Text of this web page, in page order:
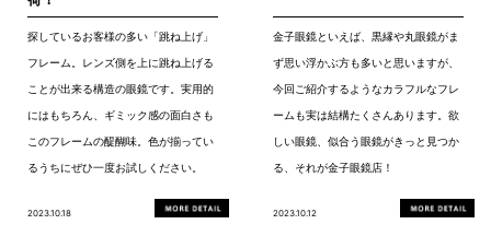
探しているお客様の多い「跳ね上げ」
フレーム。レンズ側を上に跳ね上げる
ことが出来る構造の眼鏡です。実用的
にはもちろん、ギミック感の面白さも
このフレームの醍醐味。色が揃ってい
るうちにぜひ一度お試しください。
2023.10.18
金子眼鏡といえば、黒縁や丸眼鏡がま
ず思い浮かぶ方も多いと思いますが、
今回ご紹介するようなカラフルなフレ
ームも実は結構たくさんあります。欲
しい眼鏡、似合う眼鏡がきっと見つか
る、それが金子眼鏡店！
2023.10.12